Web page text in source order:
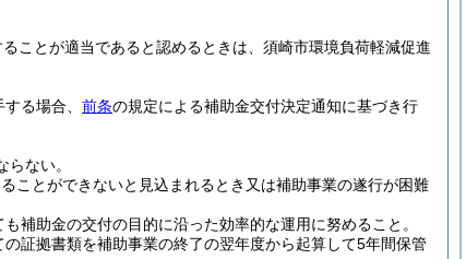
ことが適当であると認めるときは、須崎市環境負荷軽減促進
る場合、 前条の規定による補助金交付決定通知に基づき行
ない。
ことができないと見込まれるとき又は補助事業の遂行が困難
補助金の交付の目的に沿った効率的な運用に努めること。
証拠書類を補助事業の終了の翌年度から起算して5年間保管